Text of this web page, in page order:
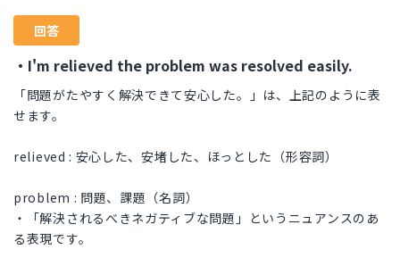
回答
・I'm relieved the problem was resolved easily.
「問題がたやすく解決できて安心した。」は、上記のように表
せます。
relieved : 安心した、安堵した、ほっとした（形容詞）
problem : 問題、課題（名詞）
・「解決されるべきネガティブな問題」というニュアンスのあ
る表現です。